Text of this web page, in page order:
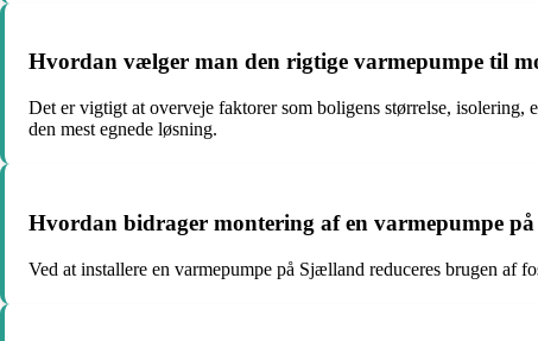
Hvordan vælger man den rigtige varmepumpe til
Det er vigtigt at overveje faktorer som boligens størrelse,
den mest egnede løsning.
Hvordan bidrager montering af en varmepumpe
Ved at installere en varmepumpe på Sjælland reduceres brugen